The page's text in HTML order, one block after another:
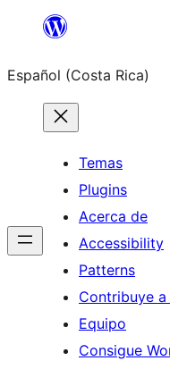
Saltar
contenido
Español (Costa Rica)
Temas
Plugins
Acerca de
Accessibility
Patterns
Contribuye a
Equipo
Consigue